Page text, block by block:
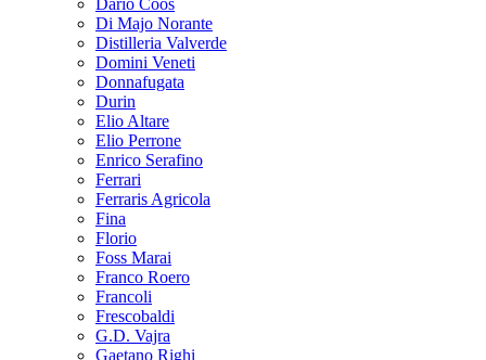
Dario Coos
Di Majo Norante
Distilleria Valverde
Domini Veneti
Donnafugata
Durin
Elio Altare
Elio Perrone
Enrico Serafino
Ferrari
Ferraris Agricola
Fina
Florio
Foss Marai
Franco Roero
Francoli
Frescobaldi
G.D. Vajra
Gaetano Righi